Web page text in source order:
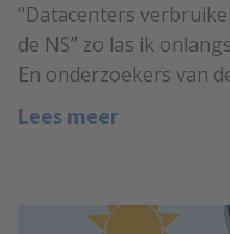
“Datacenters
de NS” zo las ik
En onderzoekers van
Lees meer